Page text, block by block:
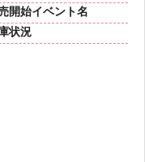
開始イベント名
状況